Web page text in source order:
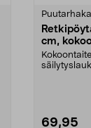
cm,
69,95